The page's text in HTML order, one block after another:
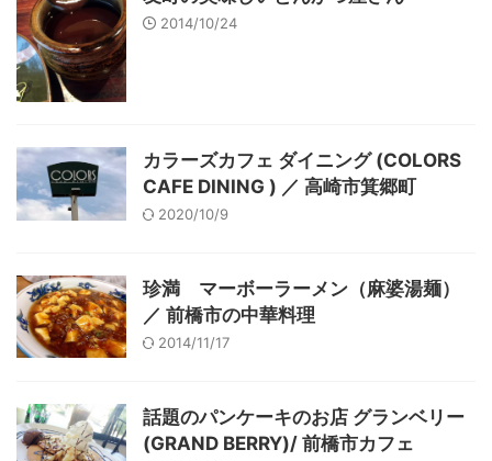
2014/10/24
カラーズカフェ ダイニング (COLORS
CAFE DINING ) ／ 高崎市箕郷町
2020/10/9
珍満 マーボーラーメン（麻婆湯麺）
／ 前橋市の中華料理
2014/11/17
話題のパンケーキのお店 グランベリー
(GRAND BERRY)/ 前橋市カフェ